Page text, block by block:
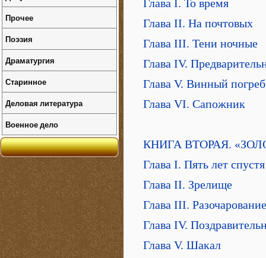
Глава I. То время
Глава II. На почтовых
Глава III. Тени ночные
Глава IV.
Глава V. Винный погреб
Глава VI. Сапожник
КНИГА ВТОРАЯ.
Глава I. Пять лет спустя
Глава II. Зрелище
Глава III. Разочарование
Глава IV.
Глава V. Шакал
Прочее
Поэзия
Драматургия
Старинное
Деловая литература
Военное дело